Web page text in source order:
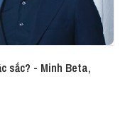
sắc? - Minh Beta,